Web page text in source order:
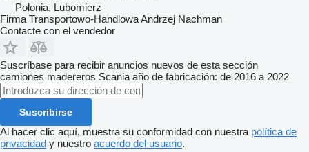
Polonia, Lubomierz
Firma Transportowo-Handlowa Andrzej Nachman
Contacte con el vendedor
Suscríbase para recibir anuncios nuevos de esta sección
camiones madereros Scania año de fabricación: de 2016 a 2022
Suscribirse
Al hacer clic aquí, muestra su conformidad con nuestra política de
privacidad y nuestro acuerdo del usuario.